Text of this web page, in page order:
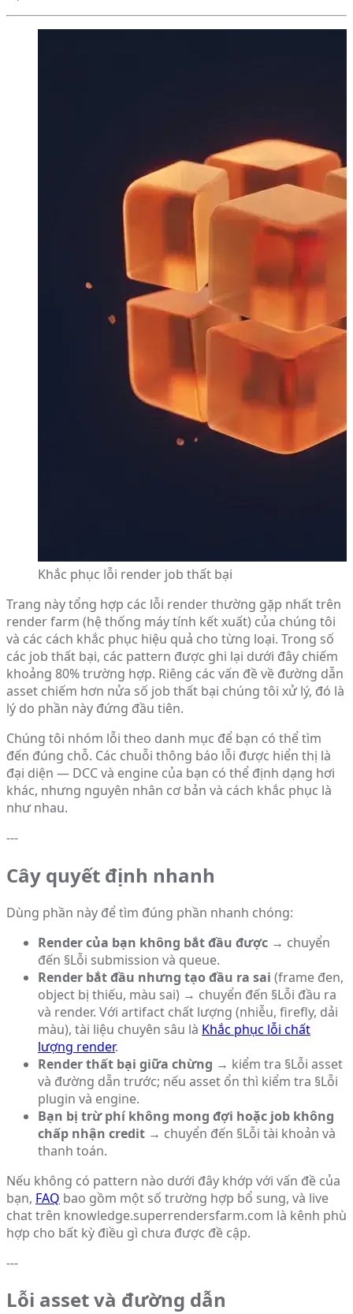
Khắc phục lỗi render job thất bại
Trang này tổng hợp các lỗi render thường gặp nhất trên
render farm (hệ thống máy tính kết xuất) của chúng tôi
và các cách khắc phục hiệu quả cho từng loại. Trong số
các job thất bại, các pattern được ghi lại dưới đây chiếm
khoảng 80% trường hợp. Riêng các vấn đề về đường dẫn
asset chiếm hơn nửa số job thất bại chúng tôi xử lý, đó là
lý do phần này đứng đầu tiên.
Chúng tôi nhóm lỗi theo danh mục để bạn có thể tìm
đến đúng chỗ. Các chuỗi thông báo lỗi được hiển thị là
đại diện — DCC và engine của bạn có thể định dạng hơi
khác, nhưng nguyên nhân cơ bản và cách khắc phục là
như nhau.
---
Cây quyết định nhanh
Dùng phần này để tìm đúng phần nhanh chóng:
Render của bạn không bắt đầu được → chuyển
đến §Lỗi submission và queue.
Render bắt đầu nhưng tạo đầu ra sai (frame đen,
object bị thiếu, màu sai) → chuyển đến §Lỗi đầu ra
và render. Với artifact chất lượng (nhiễu, firefly, dải
màu), tài liệu chuyên sâu là Khắc phục lỗi chất
lượng render.
Render thất bại giữa chừng → kiểm tra §Lỗi asset
và đường dẫn trước; nếu asset ổn thì kiểm tra §Lỗi
plugin và engine.
Bạn bị trừ phí không mong đợi hoặc job không
chấp nhận credit → chuyển đến §Lỗi tài khoản và
thanh toán.
Nếu không có pattern nào dưới đây khớp với vấn đề của
bạn, FAQ bao gồm một số trường hợp bổ sung, và live
chat trên knowledge.superrendersfarm.com là kênh phù
hợp cho bất kỳ điều gì chưa được đề cập.
---
Lỗi asset và đường dẫn